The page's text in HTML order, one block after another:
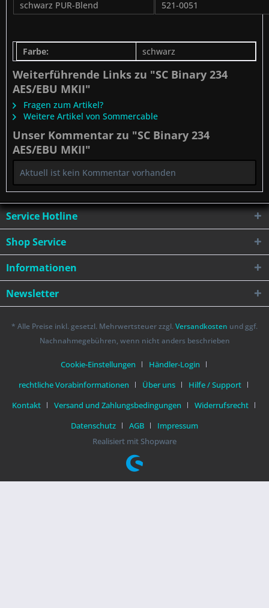
schwarz PUR-Blend 521-0051
Farbe: schwarz
Weiterführende Links zu "SC Binary 234
AES/EBU MKII"
Fragen zum Artikel?
Weitere Artikel von Sommercable
Unser Kommentar zu "SC Binary 234
AES/EBU MKII"
Aktuell ist kein Kommentar vorhanden
Service Hotline
Shop Service
Informationen
Newsletter
* Alle Preise inkl. gesetzl. Mehrwertsteuer zzgl. Versandkosten und ggf.
Nachnahmegebühren, wenn nicht anders beschrieben
Cookie-Einstellungen
Händler-Login
rechtliche Vorabinformationen
Über uns
Hilfe / Support
Kontakt
Versand und Zahlungsbedingungen
Widerrufsrecht
Datenschutz
AGB
Impressum
Realisiert mit Shopware